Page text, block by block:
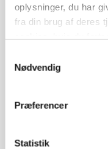
oplysninger, du har
fra din brug af deres
Nødvendig
Præferencer
Statistik